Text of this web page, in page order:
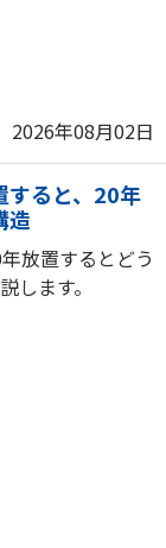
2026年08月02日
すると、20年
造
放置するとどう
します。